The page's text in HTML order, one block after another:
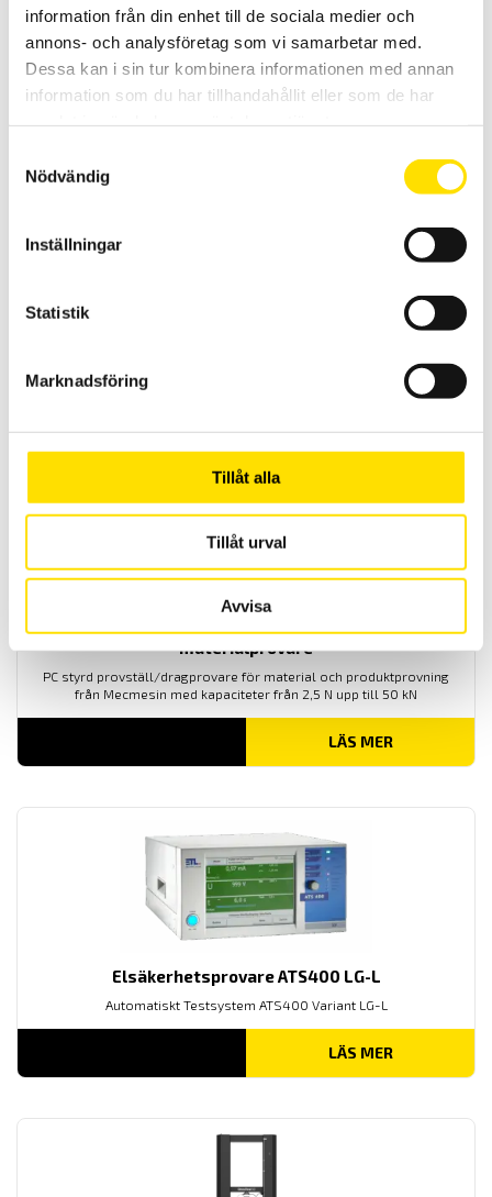
information från din enhet till de sociala medier och
annons- och analysföretag som vi samarbetar med.
Dessa kan i sin tur kombinera informationen med annan
information som du har tillhandahållit eller som de har
Nödvändig
Inställningar
Statistik
Marknadsföring
Tillåt alla
Tillåt urval
Avvisa
30,900.00KR –
36,900.00KRPRISINTERVALL:
30,900.00 KR
TILL
PC styrd provställ/dragprovare för material och produktprovning
materialprovare
PC styrd provställ/dragprovare för material och produktprovning
från Mecmesin med kapaciteter från 2,5 N upp till 50 kN
LÄS MER
Elsäkerhetsprovare ATS400 LG-L
Automatiskt Testsystem ATS400 Variant LG-L
LÄS MER